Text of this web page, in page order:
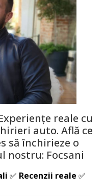
reale cu
auto. Află ce
să închirieze o
nostru: Focsani
✅ Recenzii reale ✅